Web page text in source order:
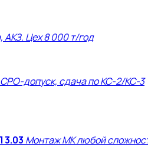
АКЗ. Цех 8 000 т/год
СРО-допуск, сдача по КС-2/КС-3
Монтаж МК любой